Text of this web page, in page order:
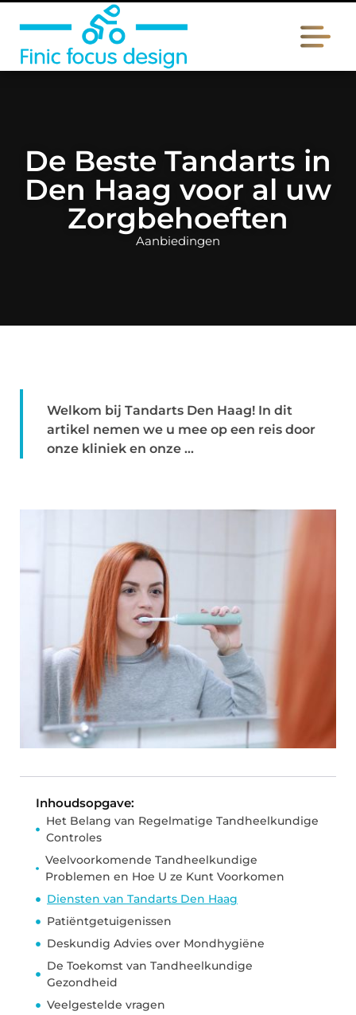
De Beste Tandarts in
Den Haag voor al uw
Zorgbehoeften
Aanbiedingen
Welkom bij Tandarts Den Haag! In dit
artikel nemen we u mee op een reis door
onze kliniek en onze ...
Inhoudsopgave:
Het Belang van Regelmatige Tandheelkundige
Controles
Veelvoorkomende Tandheelkundige
Problemen en Hoe U ze Kunt Voorkomen
Diensten van Tandarts Den Haag
Patiëntgetuigenissen
Deskundig Advies over Mondhygiëne
De Toekomst van Tandheelkundige
Gezondheid
Veelgestelde vragen